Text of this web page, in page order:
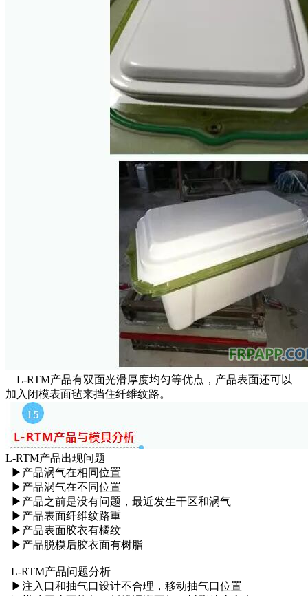
L-RTM产品有双面光滑厚度均匀等优点，产品表面还可以
加入闭模表面毡来挡住纤维纹路。
L-RTM产品出现问题
▶产品涡气在相同位置
▶产品涡气在不同位置
▶产品之前是没有问题，最近发生干区和涡气
▶产品表面纤维纹路重
▶产品表面胶衣有橘纹
▶产品脱模后胶衣面有树脂
L-RTM产品问题分析
▶注入口和抽气口设计不合理，移动抽气口位置